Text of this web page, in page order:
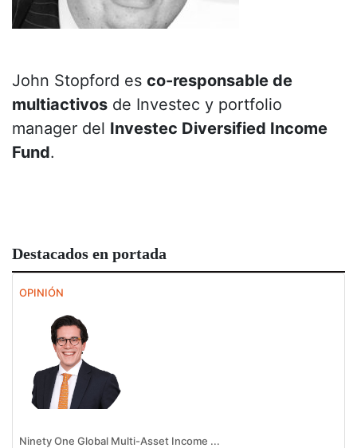
John Stopford es co-responsable de
multiactivos de Investec y portfolio
manager del Investec Diversified Income
Fund.
Destacados en portada
OPINIÓN
Ninety One Global Multi-Asset Income ...